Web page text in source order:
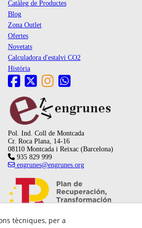
Catàleg de Productes
Blog
Zona Outlet
Ofertes
Novetats
Calculadora d'estalvi CO2
Història
Pol. Ind. Coll de Montcada
Cr. Roca Plana, 14-16
08110 Montcada i Reixac (Barcelona)
935 829 999
engrunes@engrunes.org
tècniques, per a